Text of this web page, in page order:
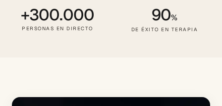
+300.000
PERSONAS EN DIRECTO
90%
DE ÉXITO EN TERAPIA